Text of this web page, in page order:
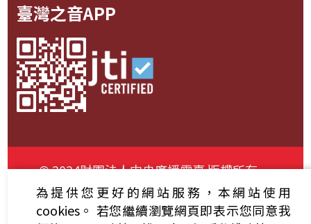
臺灣之音APP
© 2024財團法人中央廣播電臺 版權所有
資通安全政策聲明
服務條款 隱私權條款
為提供您更好的網站服務，本網站使用
cookies。 若您繼續瀏覽網頁即表示您同意我